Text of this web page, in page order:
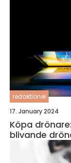
redaktionel
17. January 2024
Köpa
blivande